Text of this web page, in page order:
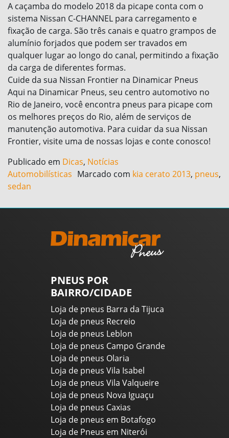
A caçamba do modelo 2018 da picape conta com o
sistema Nissan C-CHANNEL para carregamento e
fixação de carga. São três canais e quatro grampos de
alumínio forjados que podem ser travados em
qualquer lugar ao longo do canal, permitindo a fixação
da carga de diferentes formas.
Cuide da sua Nissan Frontier na Dinamicar Pneus
Aqui na Dinamicar Pneus, seu centro automotivo no
Rio de Janeiro, você encontra pneus para picape com
os melhores preços do Rio, além de serviços de
manutenção automotiva. Para cuidar da sua Nissan
Frontier, visite uma de nossas lojas e conte conosco!
Publicado em Dicas, Notícias
Automobilísticas Marcado com kia cerato 2013, pneus,
sedan
PNEUS POR
BAIRRO/CIDADE
Loja de pneus Barra da Tijuca
Loja de pneus Recreio
Loja de pneus Leblon
Loja de pneus Campo Grande
Loja de pneus Olaria
Loja de pneus Vila Isabel
Loja de pneus Vila Valqueire
Loja de pneus Nova Iguaçu
Loja de pneus Caxias
Loja de pneus em Botafogo
Loja de Pneus em Niterói